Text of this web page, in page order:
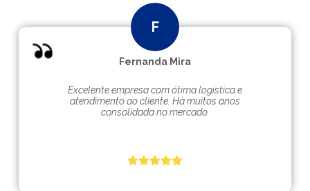
Fernanda Mira
Excelente empresa com ótima logística e
atendimento ao cliente. Hà muitos anos
consolidada no mercado.